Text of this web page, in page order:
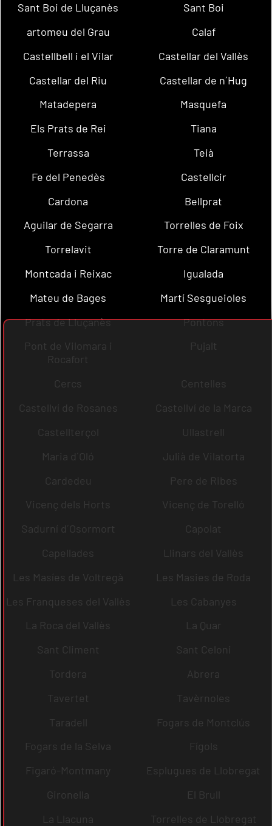
Sant Boi de Lluçanès
Sant Boi
artomeu del Grau
Calaf
Castellbell i el Vilar
Castellar del Vallès
Castellar del Riu
Castellar de n´Hug
Matadepera
Masquefa
Els Prats de Rei
Tiana
Terrassa
Teià
Fe del Penedès
Castellcir
Cardona
Bellprat
Aguilar de Segarra
Torrelles de Foix
Torrelavit
Torre de Claramunt
Montcada i Reixac
Igualada
Mateu de Bages
Martí Sesgueioles
Prats de Lluçanès
Pontons
Pont de Vilomara i
Rocafort
Pujalt
Cercs
Centelles
Castellví de Rosanes
Castellví de la Marca
Castellterçol
Ullastrell
Maria d´Oló
Julià de Vilatorta
Cardedeu
Pere de Ribes
Vicenç dels Horts
Vicenç de Torelló
Sadurní d´Osormort
Capolat
Capellades
Llinars del Vallès
Les Masíes de Voltregà
Les Masies de Roda
Les Franqueses del Vallès
Les Cabanyes
La Roca del Vallès
La Quar
Sant Climent
Sant Celoni
Tordera
Abrera
Tavertet
Tavèrnoles
Taradell
Fogars de Montclús
Fogars de la Selva
Fígols
Figaró-Montmany
Esplugues de Llobregat
Gironella
El Brull
La Llacuna
Torrelles de Llobregat